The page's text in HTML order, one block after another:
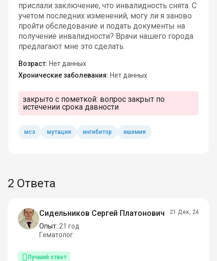
прислали заключение, что инвалидность снята. С
учетом последних изменений, могу ли я заново
пройти обследование и подать документы на
получение инвалидности? Врачи нашего города
предлагают мне это сделать.
Возраст: Нет данных
Хронические заболевания: Нет данных
закрыто с пометкой: вопрос закрыт по
истечении срока давности
мсэ мутация ингибитор ишемия
2 Ответа
Сидельников Сергей Платонович
Опыт: 21 год
Гематолог
21 Дек, 24
Лучший ответ